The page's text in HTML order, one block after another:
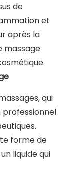
de
et
après la
massage
qui
professionnel
forme de
liquide qui